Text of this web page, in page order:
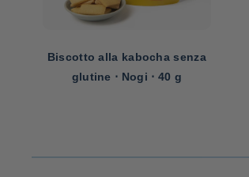
Biscotto alla kabocha senza
glutine ⋅ Nogi ⋅ 40 g